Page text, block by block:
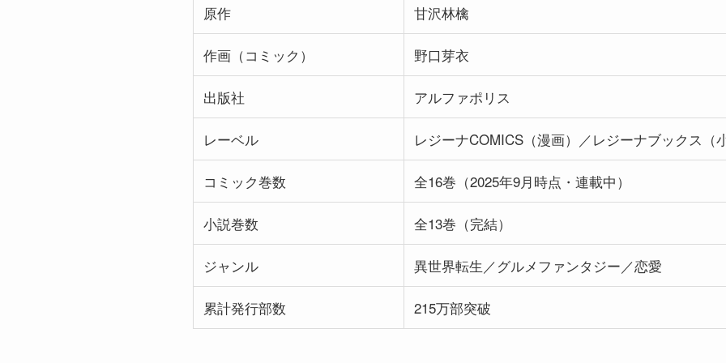
原作 甘沢林檎
作画（コミック） 野口芽衣
出版社 アルファポリス
レーベル レジーナCOMICS（漫画）／レジーナブックス（
コミック巻数 全16巻（2025年9月時点・連載中）
小説巻数 全13巻（完結）
ジャンル 異世界転生／グルメファンタジー／恋愛
累計発行部数 215万部突破